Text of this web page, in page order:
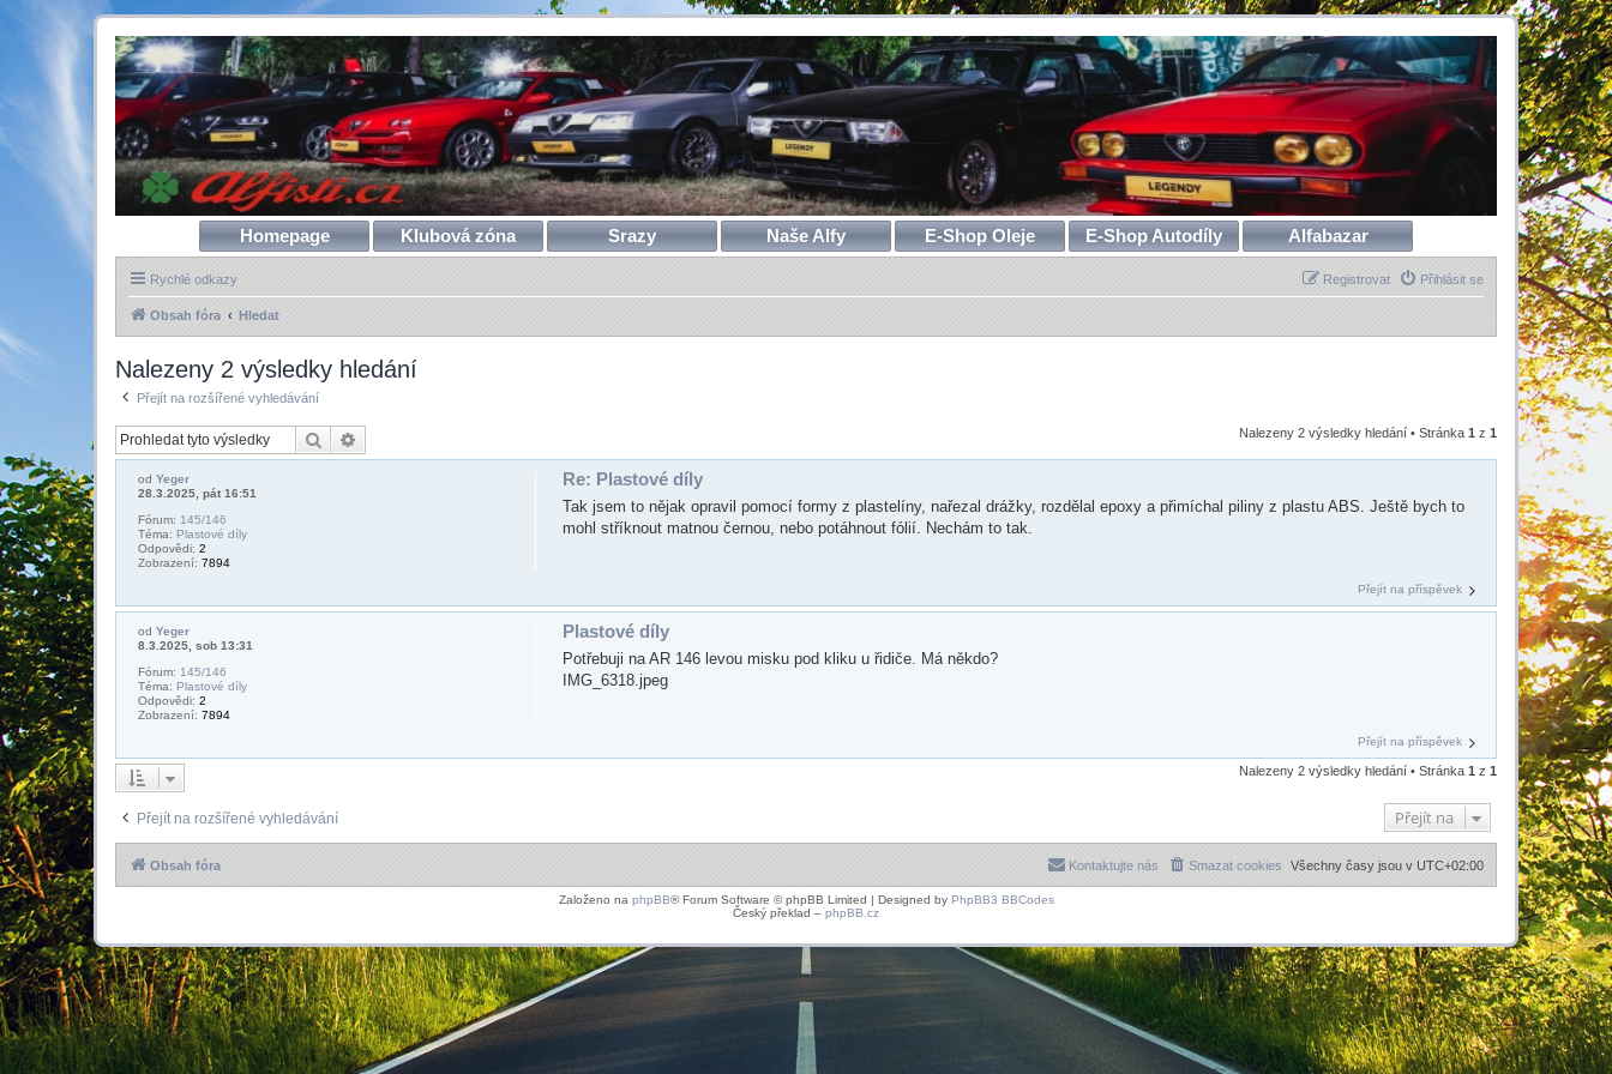
Homepage Klubová zóna Srazy Naše Alfy E-Shop Oleje E-Shop Autodíly Alfabazar
Rychlé odkazy Přihlásit se
Registrovat
Obsah fóra Hledat
Nalezeny 2 výsledky hledání
Přejít na rozšířené vyhledávání
Hledat Nalezeny 2 výsledky hledání • Stránka 1 z 1
od Yeger
28.3.2025, pát 16:51
Fórum: 145/146
Téma: Plastové díly
Odpovědi: 2
Zobrazení: 7894
Re: Plastové díly
Tak jsem to nějak opravil pomocí formy z plastelíny, nařezal drážky, rozdělal epoxy a přimíchal piliny z plastu ABS. Ještě bych to
mohl stříknout matnou černou, nebo potáhnout fólií. Nechám to tak.
Přejít na příspěvek
od Yeger
8.3.2025, sob 13:31
Fórum: 145/146
Téma: Plastové díly
Odpovědi: 2
Zobrazení: 7894
Plastové díly
Potřebuji na AR 146 levou misku pod kliku u řidiče. Má někdo?
IMG_6318.jpeg
Přejít na příspěvek
Nalezeny 2 výsledky hledání • Stránka 1 z 1
Přejít na rozšířené vyhledávání Přejít na
Obsah fóra Všechny časy jsou v UTC+02:00
Smazat cookies
Kontaktujte nás
Založeno na phpBB® Forum Software © phpBB Limited | Designed by PhpBB3 BBCodes
Český překlad – phpBB.cz